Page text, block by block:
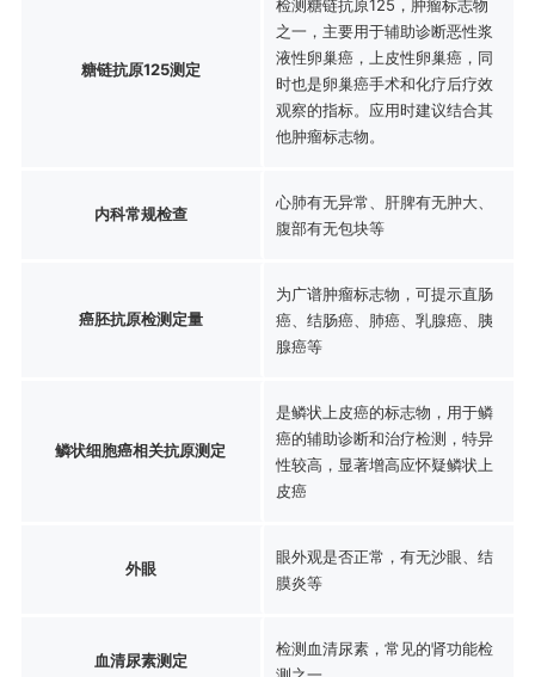
糖链抗原125测定
检测糖链抗原125，肿瘤标志物
之一，主要用于辅助诊断恶性浆
液性卵巢癌，上皮性卵巢癌，同
时也是卵巢癌手术和化疗后疗效
观察的指标。应用时建议结合其
他肿瘤标志物。
内科常规检查
心肺有无异常、肝脾有无肿大、
腹部有无包块等
癌胚抗原检测定量
为广谱肿瘤标志物，可提示直肠
癌、结肠癌、肺癌、乳腺癌、胰
腺癌等
鳞状细胞癌相关抗原测定
是鳞状上皮癌的标志物，用于鳞
癌的辅助诊断和治疗检测，特异
性较高，显著增高应怀疑鳞状上
皮癌
外眼
眼外观是否正常，有无沙眼、结
膜炎等
血清尿素测定
检测血清尿素，常见的肾功能检